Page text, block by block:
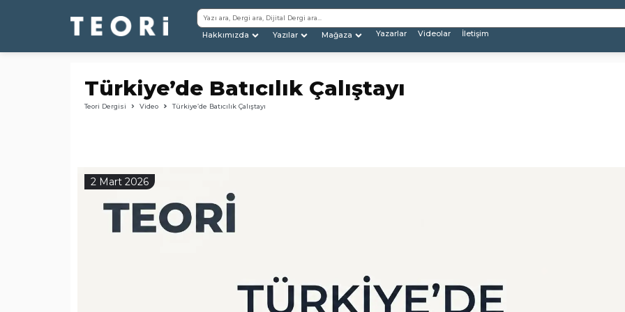
Hakkımızda Yazılar Mağaza Yazarlar Videolar İletişim
Türkiye’de Batıcılık Çalıştayı
Teori Dergisi Video Türkiye’de Batıcılık Çalıştayı
2 Mart 2026